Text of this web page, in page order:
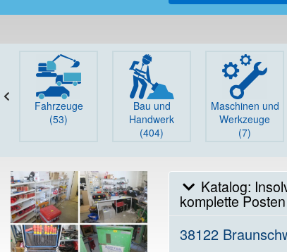
Fahrzeuge
(53)
Bau und
Handwerk
(404)
Maschinen und
Werkzeuge
(7)
Katalog:
komplette
38122